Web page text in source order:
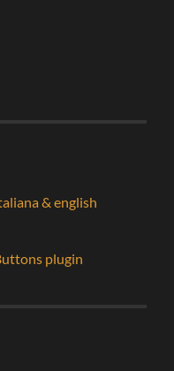
& english
plugin